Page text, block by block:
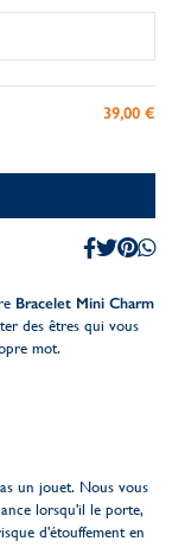
39,00 €
Bracelet Mini Charm
des êtres qui vous
mot.
un jouet. Nous vous
lorsqu'il le porte,
d'étouffement en